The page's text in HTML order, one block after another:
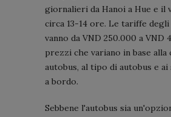
giornalieri da Hanoi a Hue e il
circa 13-14 ore. Le tariffe degli
vanno da VND 250.000 a VND
prezzi che variano in base alla
autobus, al tipo di autobus e
a bordo.
Sebbene l'autobus sia